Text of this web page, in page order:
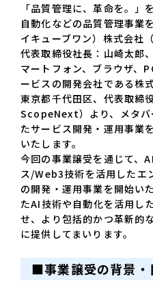
「品質管理に、革命を。」
自動化などの品質管理事業
イキューブワン）株式会社
代表取締役社長：山崎太郎
マートフォン、ブラウザ、
ービスの開発会社である株
東京都千代田区、代表取締
ScopeNext）より、メタ
たサービス開発・運用事業
いたします。
今回の事業譲受を通じて、
ス/Web3技術を活用したエ
の開発・運用事業を開始い
たAI技術や自動化を活用し
せ、より包括的かつ革新的
に提供してまいります。
■事業譲受の背景・